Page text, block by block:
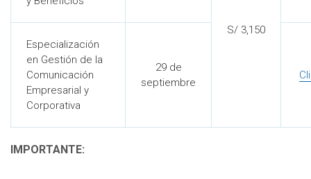
S/ 3,150
Especialización
en Gestión de la
Comunicación
Empresarial y
Corporativa
29 de
septiembre
IMPORTANTE: